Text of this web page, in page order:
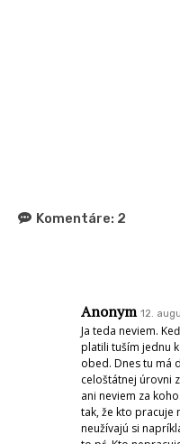
Komentáre: 2
Anonym 12.
Ja teda neviem.
platili tuším jednu
obed. Dnes tu má
celoštátnej úrovni
ani neviem za
tak, že kto pracuje
neužívajú si